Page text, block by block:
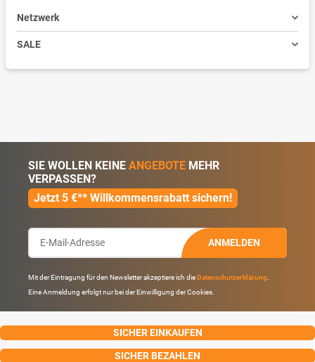
Netzwerk
SALE
SIE WOLLEN KEINE ANGEBOTE MEHR
VERPASSEN?
Jetzt 5 €** Willkommensrabatt sichern!
ANMELDEN
Mit der Eintragung für den Newsletter akzeptiere ich dieDatenschutzerklärung
Eine Anmeldung erfolgt nur bei der Einwilligung der Cookies.
SICHER EINKAUFEN
SICHER BEZAHLEN